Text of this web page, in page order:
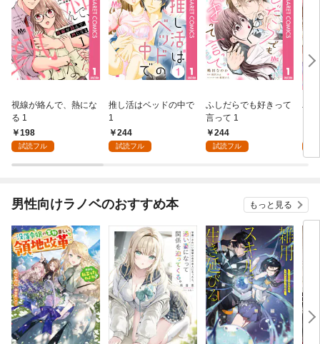
視線が絡んで、熱にな
る 1
198
試読フル
推し活はベッドの中で
1
244
試読フル
ふしだらでも好きって
言って 1
244
試読フル
パ
男性向けラノベのおすすめ本 もっと見る